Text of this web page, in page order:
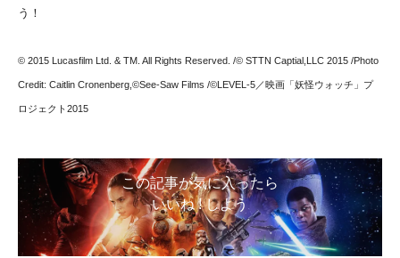
う！
© 2015 Lucasfilm Ltd. & TM. All Rights Reserved. /© STTN Captial,LLC 2015 /Photo
Credit: Caitlin Cronenberg,©See-Saw Films /©LEVEL-5／映画「妖怪ウォッチ」プ
ロジェクト2015
この記事が気に入ったら
いいね ! しよう